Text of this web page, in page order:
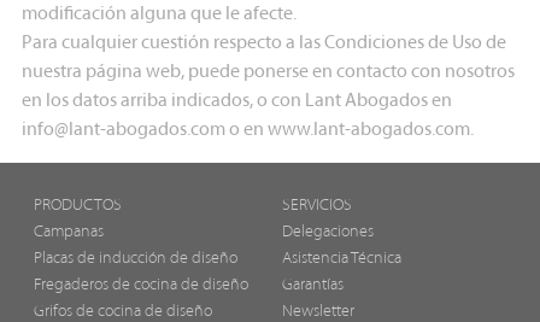
modificación alguna que le afecte.
Para cualquier cuestión respecto a las Condiciones de Uso de
nuestra página web, puede ponerse en contacto con nosotros
en los datos arriba indicados, o con Lant Abogados en
info@lant-abogados.com o en www.lant-abogados.com.
PRODUCTOS
Campanas
Placas de inducción de diseño
Fregaderos de cocina de diseño
Grifos de cocina de diseño
SERVICIOS
Delegaciones
Asistencia Técnica
Garantías
Newsletter